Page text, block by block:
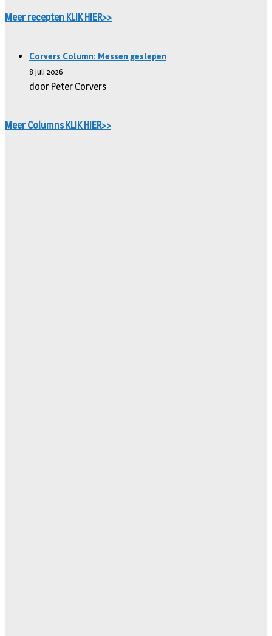
Meer recepten KLIK HIER>>
Corvers Column: Messen geslepen
8 juli 2026
door Peter Corvers
Meer Columns KLIK HIER>>